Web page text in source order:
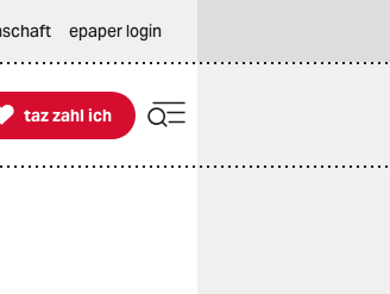
epaper login
zahl ich
taz zahl ich